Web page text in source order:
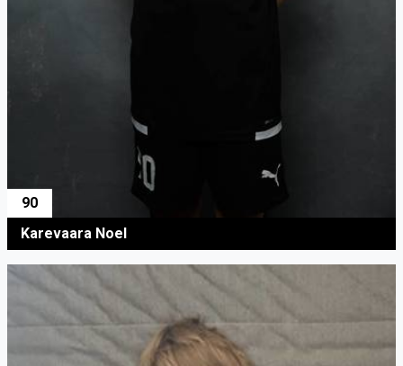
90
Karevaara Noel